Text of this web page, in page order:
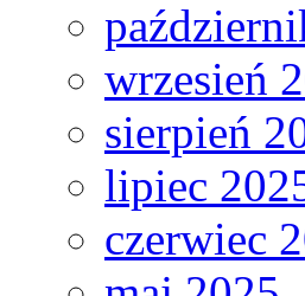
wrzesień
sierpień
lipiec
czerwiec